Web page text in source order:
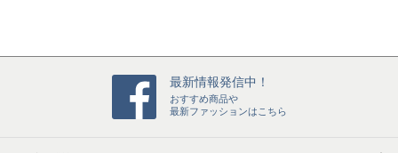
最新情報発信中！
おすすめ商品や
最新ファッションはこちら